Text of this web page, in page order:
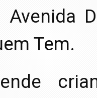
Avenida
Tem.